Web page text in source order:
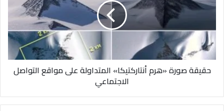
أنتاركتيكا»
مواقع
التواصل
الاجتماعي
حقيقة صورة «هرم أنتاركتيكا» المتداولة على مواقع التواصل
الاجتماعي